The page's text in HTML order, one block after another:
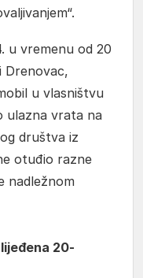
u vremenu od 20
Drenovac,
u vlasništvu
ulazna vrata na
društva iz
otuđio razne
nadležnom
20-